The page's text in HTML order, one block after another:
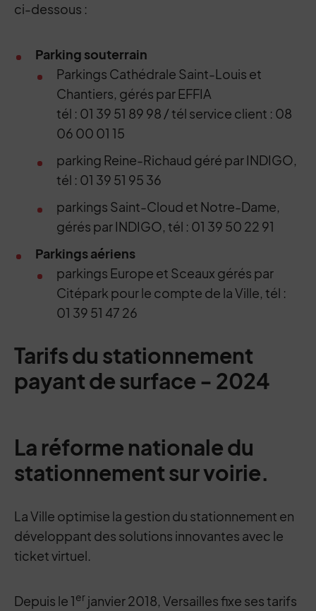
ci-dessous :
Parking souterrain
Parkings Cathédrale Saint-Louis et
Chantiers, gérés par EFFIA
tél : 01 39 51 89 98 / tél service client : 08
06 00 01 15
parking Reine-Richaud géré par INDIGO,
tél : 01 39 51 95 36
parkings Saint-Cloud et Notre-Dame,
gérés par INDIGO, tél : 01 39 50 22 91
Parkings aériens
parkings Europe et Sceaux gérés par
Citépark pour le compte de la Ville, tél :
01 39 51 47 26
Tarifs du stationnement
payant de surface - 2024
La réforme nationale du
stationnement sur voirie.
La Ville optimise la gestion du stationnement en
développant des solutions innovantes avec le
ticket virtuel.
Depuis le 1er janvier 2018, Versailles fixe ses tarifs